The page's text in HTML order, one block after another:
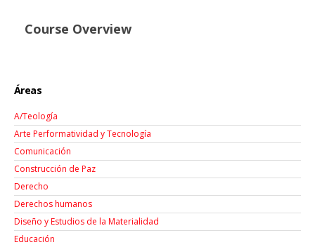
Course Overview
Áreas
A/Teología
Arte Performatividad y Tecnología
Comunicación
Construcción de Paz
Derecho
Derechos humanos
Diseño y Estudios de la Materialidad
Educación